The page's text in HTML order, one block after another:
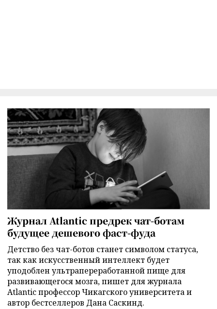
Журнал Atlantic предрек чат-ботам
будущее дешевого фаст-фуда
Детство без чат-ботов станет символом статуса,
так как искусственный интеллект будет
уподоблен ультрапереработанной пище для
развивающегося мозга, пишет для журнала
Atlantic профессор Чикагского университета и
автор бестселлеров Дана Саскинд.